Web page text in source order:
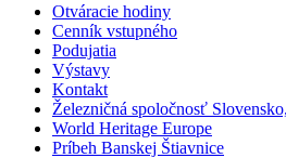
Otváracie hodiny
Cenník vstupného
Podujatia
Výstavy
Kontakt
Železničná spoločnosť
World Heritage Europe
Príbeh Banskej Štiavnice